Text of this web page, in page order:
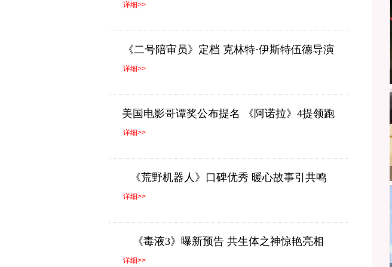
详细>>
《二号陪审员》定档 克林特·伊斯特伍德导演
详细>>
美国电影哥谭奖公布提名 《阿诺拉》4提领跑
详细>>
《荒野机器人》口碑优秀 暖心故事引共鸣
详细>>
《毒液3》曝新预告 共生体之神惊艳亮相
详细>>